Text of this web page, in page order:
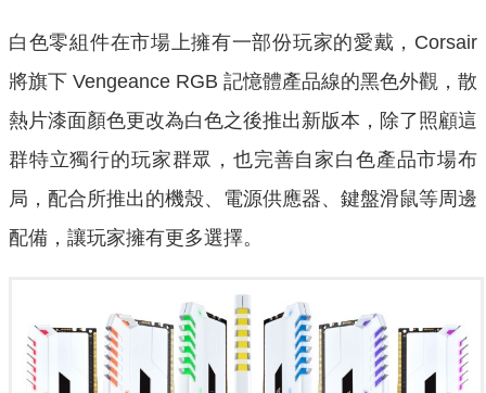
白色零組件在市場上擁有一部份玩家的愛戴，Corsair
將旗下 Vengeance RGB 記憶體產品線的黑色外觀，散
熱片漆面顏色更改為白色之後推出新版本，除了照顧這
群特立獨行的玩家群眾，也完善自家白色產品市場布
局，配合所推出的機殼、電源供應器、鍵盤滑鼠等周邊
配備，讓玩家擁有更多選擇。